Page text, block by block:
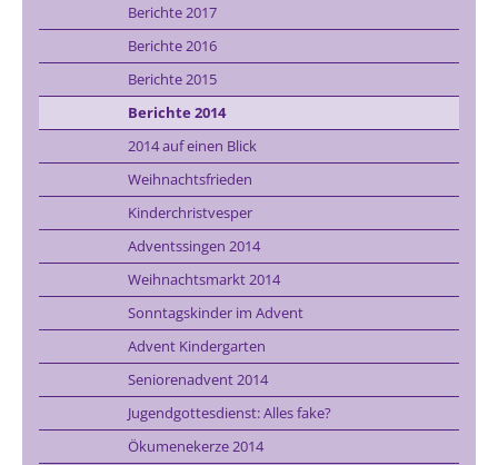
Berichte 2017
Berichte 2016
Berichte 2015
Berichte 2014
2014 auf einen Blick
Weihnachtsfrieden
Kinderchristvesper
Adventssingen 2014
Weihnachtsmarkt 2014
Sonntagskinder im Advent
Advent Kindergarten
Seniorenadvent 2014
Jugendgottesdienst: Alles fake?
Ökumenekerze 2014